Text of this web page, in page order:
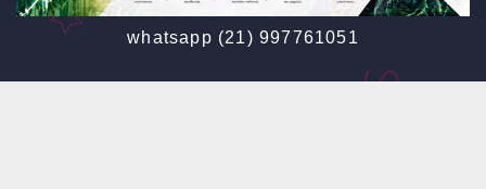
whatsapp (21) 997761051